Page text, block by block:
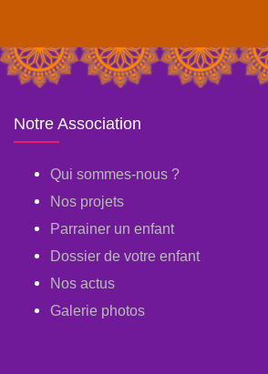
Notre Association
Qui sommes-nous ?
Nos projets
Parrainer un enfant
Dossier de votre enfant
Nos actus
Galerie photos